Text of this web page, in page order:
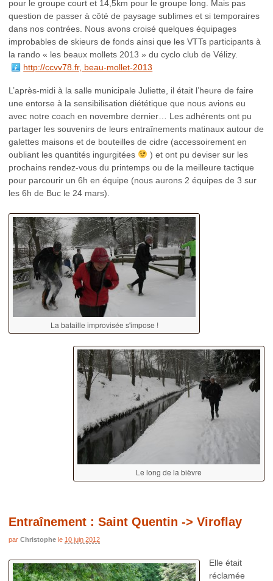
pour le groupe court et 14,5km pour le groupe long. Mais pas
question de passer à côté de paysage sublimes et si temporaires
dans nos contrées. Nous avons croisé quelques équipages
improbables de skieurs de fonds ainsi que les VTTs participants à
la rando « les beaux mollets 2013 » du cyclo club de Vélizy.
http://ccvv78.fr, beau-mollet-2013
L’après-midi à la salle municipale Juliette, il était l’heure de faire
une entorse à la sensibilisation diététique que nous avions eu
avec notre coach en novembre dernier… Les adhérents ont pu
partager les souvenirs de leurs entraînements matinaux autour de
galettes maisons et de bouteilles de cidre (accessoirement en
oubliant les quantités ingurgitées
) et ont pu deviser sur les
prochains rendez-vous du printemps ou de la meilleure tactique
pour parcourir un 6h en équipe (nous aurons 2 équipes de 3 sur
les 6h de Buc le 24 mars).
La bataille improvisée s'impose !
Le long de la bièvre
Entraînement : Saint Quentin -> Viroflay
par Christophe le 10 juin 2012
Elle était
réclamée